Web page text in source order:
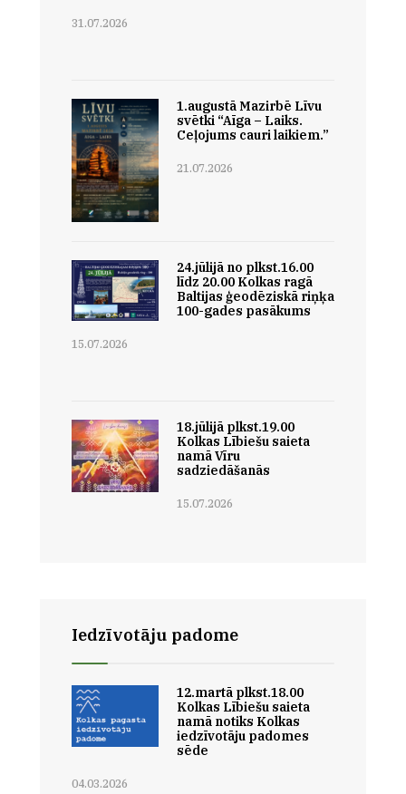
31.07.2026
1.augustā Mazirbē Līvu
svētki “Aīga – Laiks.
Ceļojums cauri laikiem.”
21.07.2026
24.jūlijā no plkst.16.00
līdz 20.00 Kolkas ragā
Baltijas ģeodēziskā riņķa
100-gades pasākums
15.07.2026
18.jūlijā plkst.19.00
Kolkas Lībiešu saieta
namā Vīru
sadziedāšanās
15.07.2026
Iedzīvotāju padome
12.martā plkst.18.00
Kolkas Lībiešu saieta
namā notiks Kolkas
iedzīvotāju padomes
sēde
04.03.2026